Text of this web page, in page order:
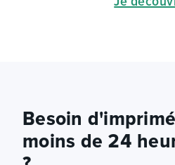
Besoin
moins de 24